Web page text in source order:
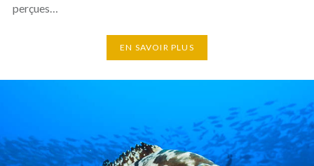
perçues…
EN SAVOIR PLUS